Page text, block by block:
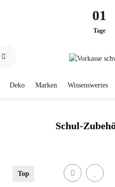
01
Tage
Deko Marken Wissenswertes
Schul-
Top